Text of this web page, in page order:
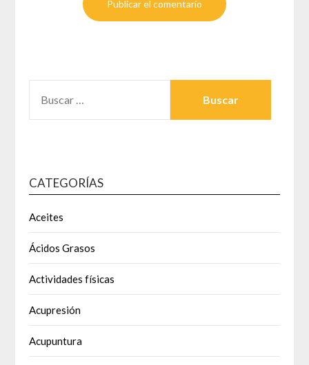
CATEGORÍAS
Aceites
Ácidos Grasos
Actividades físicas
Acupresión
Acupuntura